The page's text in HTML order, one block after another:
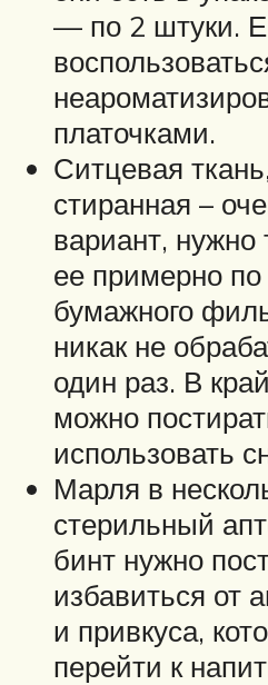
— по 2 штуки.
платочками.
Ситцевая
стиранная –
вариант, нужно
ее примерно
бумажного
никак не
один раз. В
можно
использовать
Марля в
стерильный
бинт нужно
избавиться от
и привкуса,
перейти к